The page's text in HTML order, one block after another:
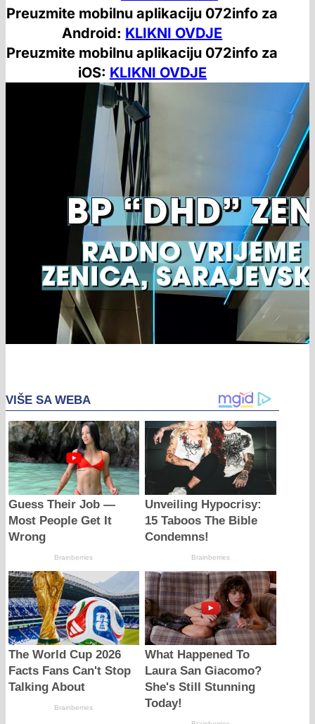
Preuzmite mobilnu aplikaciju 072info za
Android: KLIKNI OVDJE
Preuzmite mobilnu aplikaciju 072info za
iOS: KLIKNI OVDJE